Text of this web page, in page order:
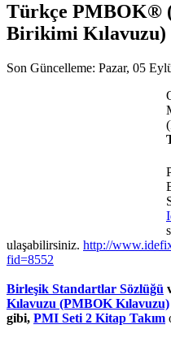
Türkçe PMBOK®
Birikimi Kılavuzu)
Son Güncelleme: Pazar, 05
ulaşabilirsiniz. http://
fid=8552
Birleşik Standartlar Sözlüğü
Kılavuzu (PMBOK Kılavuzu)
gibi, PMI Seti 2 Kitap Takım